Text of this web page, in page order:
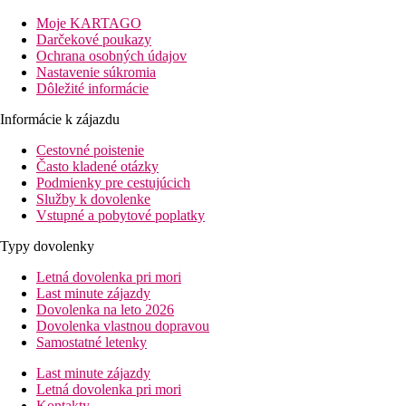
Vzdialenosť
pláže: 0 m
letisko: 7 km
centra: 150 m Argassi, 3 km hlavné mesto Zakynthos
Dvojposteľová izba, Výhľad do krajiny
kúpeľňa/WC (sušič vlasov)
TV so satelitným príjmom
minichladnička
klimatizácia (za poplatok)
balkón alebo terasa
25m2
Ostatné typy izieb(pokiaľ nie je uvedené inak, majú izby
Dvojlôžková izba, Výhľad bazén:
Moje KARTAGO
Darčekové poukazy
Ochrana osobných údajov
Nastavenie súkromia
Dôležité informácie
Informácie k zájazdu
Cestovné poistenie
Často kladené otázky
Podmienky pre cestujúcich
Služby k dovolenke
Vstupné a pobytové poplatky
Typy dovolenky
Letná dovolenka pri mori
Last minute zájazdy
Dovolenka na leto 2026
Dovolenka vlastnou dopravou
Samostatné letenky
Last minute zájazdy
Letná dovolenka pri mori